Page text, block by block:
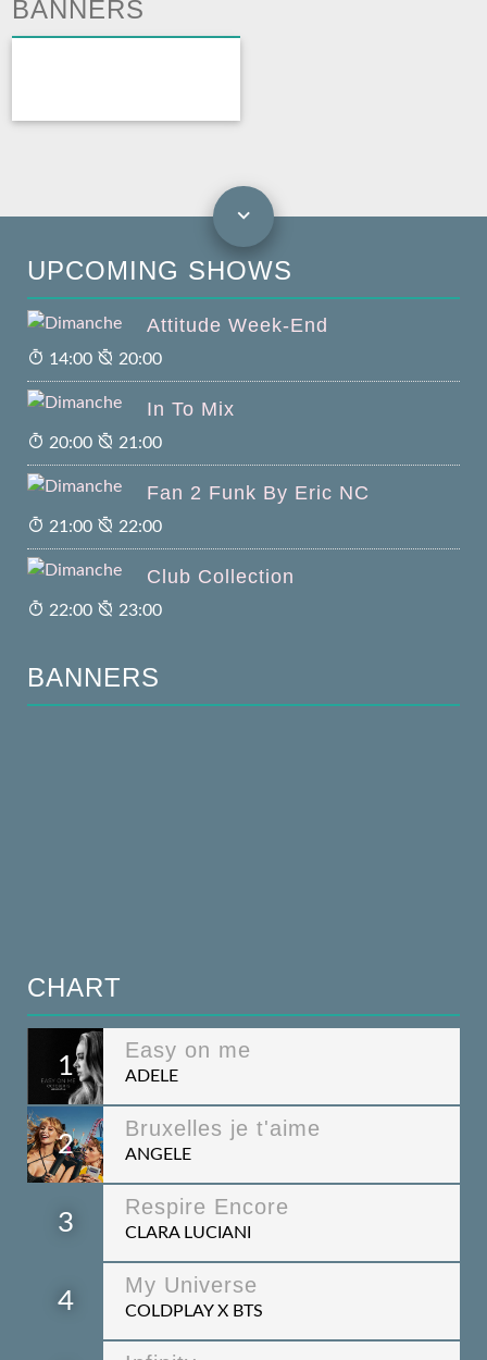
BANNERS
UPCOMING SHOWS
Attitude Week-End
14:00 20:00
In To Mix
20:00 21:00
Fan 2 Funk By Eric NC
21:00 22:00
Club Collection
22:00 23:00
BANNERS
CHART
1
Easy on me
ADELE
2
Bruxelles je t'aime
ANGELE
3
Respire Encore
CLARA LUCIANI
4
My Universe
COLDPLAY X BTS